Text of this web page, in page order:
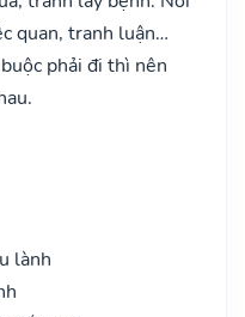
quan, tranh luận…
phải đi thì nên
lành